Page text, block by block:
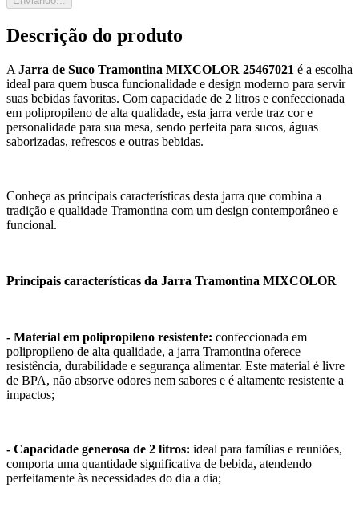
Descrição do produto
A Jarra de Suco Tramontina MIXCOLOR 25467021 é a escolha
ideal para quem busca funcionalidade e design moderno para servir
suas bebidas favoritas. Com capacidade de 2 litros e confeccionada
em polipropileno de alta qualidade, esta jarra verde traz cor e
personalidade para sua mesa, sendo perfeita para sucos, águas
saborizadas, refrescos e outras bebidas.
Conheça as principais características desta jarra que combina a
tradição e qualidade Tramontina com um design contemporâneo e
funcional.
Principais características da Jarra Tramontina MIXCOLOR
- Material em polipropileno resistente: confeccionada em
polipropileno de alta qualidade, a jarra Tramontina oferece
resistência, durabilidade e segurança alimentar. Este material é livre
de BPA, não absorve odores nem sabores e é altamente resistente a
impactos;
- Capacidade generosa de 2 litros: ideal para famílias e reuniões,
comporta uma quantidade significativa de bebida, atendendo
perfeitamente às necessidades do dia a dia;